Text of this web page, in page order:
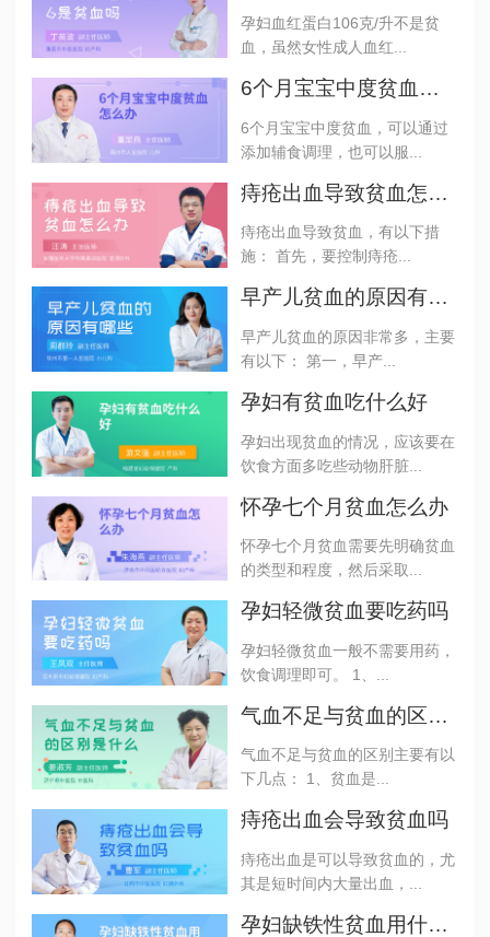
孕妇血红蛋白106克/升不是贫
血，虽然女性成人血红...
6个月宝宝中度贫血怎么办
6个月宝宝中度贫血，可以通过
添加辅食调理，也可以服...
痔疮出血导致贫血怎么办
痔疮出血导致贫血，有以下措
施： 首先，要控制痔疮...
早产儿贫血的原因有哪些
早产儿贫血的原因非常多，主要
有以下： 第一，早产...
孕妇有贫血吃什么好
孕妇出现贫血的情况，应该要在
饮食方面多吃些动物肝脏...
怀孕七个月贫血怎么办
怀孕七个月贫血需要先明确贫血
的类型和程度，然后采取...
孕妇轻微贫血要吃药吗
孕妇轻微贫血一般不需要用药，
饮食调理即可。 1、...
气血不足与贫血的区别是什么
气血不足与贫血的区别主要有以
下几点： 1、贫血是...
痔疮出血会导致贫血吗
痔疮出血是可以导致贫血的，尤
其是短时间内大量出血，...
孕妇缺铁性贫血用什么药